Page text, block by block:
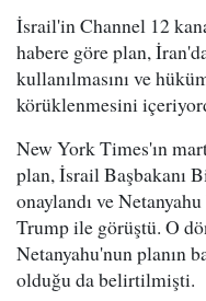
İsrail'in Channel 12
habere göre plan,
kullanılmasını ve
körüklenmesini
New York Times'ın
plan, İsrail Başbakanı
onaylandı ve
Trump ile görüştü. O
Netanyahu'nun planın
olduğu da belirtilmişti.